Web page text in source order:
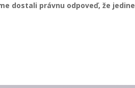
dostali právnu odpoveď, že jedine